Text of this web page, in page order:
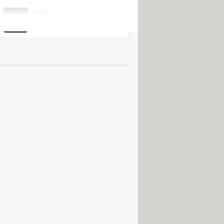
: les solutions légales
: les nouvelles astuces
une vidéo en texte
d'affichage par défaut
olympiques en streaming
les personnaliser sur l'appli TV
: les solutions gratuites
les commandes de lecture